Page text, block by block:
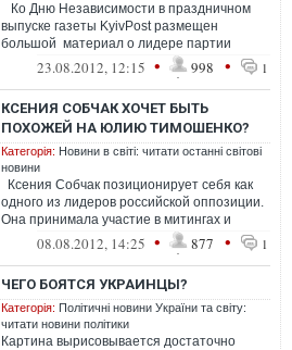
Ко Дню Независимости в праздничном
выпуске газеты KyivPost размещен
большой материал о лидере партии
«Украина-Вперед» Наталье ...
23.08.2012, 12:15 • 998 • 1
КСЕНИЯ СОБЧАК ХОЧЕТ БЫТЬ
ПОХОЖЕЙ НА ЮЛИЮ ТИМОШЕНКО?
Категорія: Новини в світі: читати останні світові
новини
Ксения Собчак позиционирует себя как
одного из лидеров российской оппозиции.
Она принимала участие в митингах и
акциях протеста под назван...
08.08.2012, 14:25 • 877 • 1
ЧЕГО БОЯТСЯ УКРАИНЦЫ?
Категорія: Політичні новини України та світу:
читати новини політики
Картина вырисовывается достаточно